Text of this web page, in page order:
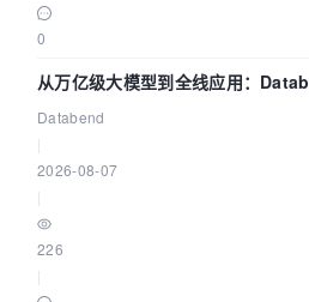
0
从万亿级大模型到全线应用：
Databend
2026-08-07
226